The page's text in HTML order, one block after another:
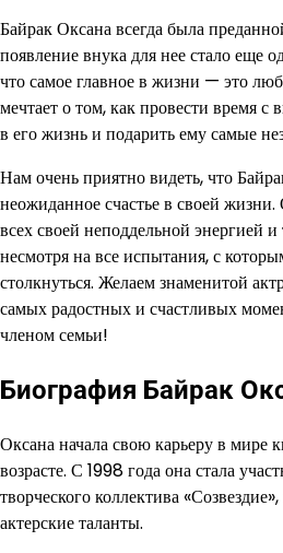
Байрак Оксана всегда была
появление внука для нее стало еще
что самое главное в жизни — это
мечтает о том, как провести время с
в его жизнь и подарить ему самые
Нам очень приятно видеть, что
неожиданное счастье в своей
всех своей неподдельной энергией
несмотря на все испытания, с
столкнуться. Желаем знаменитой
самых радостных и счастливых
членом семьи!
Биография Байрак
Оксана начала свою карьеру в мире
возрасте. С 1998 года она стала
творческого коллектива
актерские таланты.